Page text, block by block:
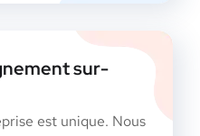
sur-
est unique. Nous